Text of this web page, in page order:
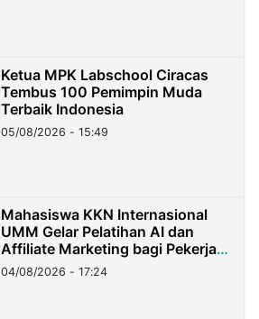
Ketua MPK Labschool Ciracas
Tembus 100 Pemimpin Muda
Terbaik Indonesia
05/08/2026 - 15:49
Mahasiswa KKN Internasional
UMM Gelar Pelatihan AI dan
Affiliate Marketing bagi Pekerja
Migran Indonesia di Taiwan
04/08/2026 - 17:24